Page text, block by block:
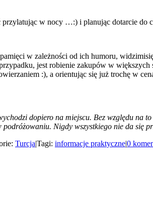
w nocy …:) i planując dotarcie do
w zależności od ich humoru,
jest robienie zakupów w
:), a orientując się już trochę w
dopiero na miejscu. Bez względu na
Nigdy wszystkiego nie da się
Turcja|Tagi: informacje praktyczne|0